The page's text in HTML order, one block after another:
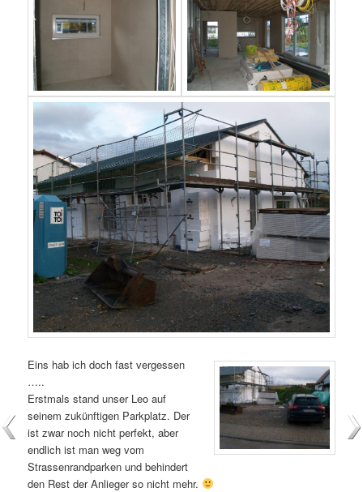
Eins hab ich doch fast vergessen
…..
Erstmals stand unser Leo auf
seinem zukünftigen Parkplatz. Der
ist zwar noch nicht perfekt, aber
endlich ist man weg vom
Strassenrandparken und behindert
den Rest der Anlieger so nicht mehr.